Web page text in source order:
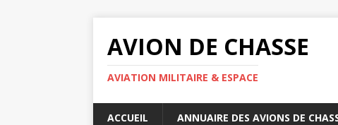
AVION DE CHASSE
AVIATION MILITAIRE & ESPACE
ACCUEIL ANNUAIRE DES AVIONS DE